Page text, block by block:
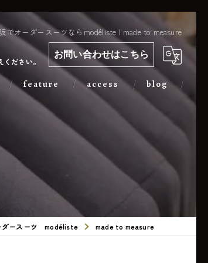
でオーダースーツならmodéliste | made to measure
ださい。
お問い合わせはこちら
feature
カジュアル
フォーマル
レディース
access blog
ースーツ modéliste made to measure